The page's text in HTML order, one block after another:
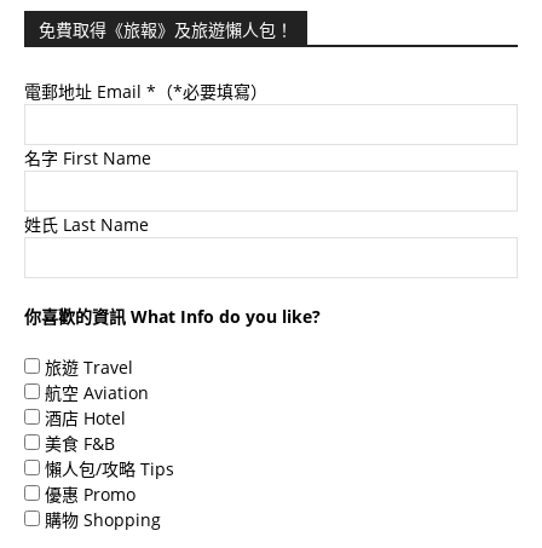
免費取得《旅報》及旅遊懶人包！
電郵地址 Email *（*必要填寫）
名字 First Name
姓氏 Last Name
你喜歡的資訊 What Info do you like?
旅遊 Travel
航空 Aviation
酒店 Hotel
美食 F&B
懶人包/攻略 Tips
優惠 Promo
購物 Shopping